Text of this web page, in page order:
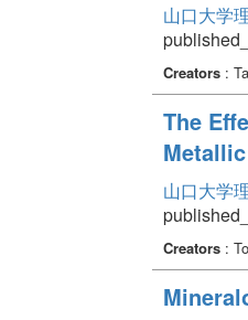
山口大学
Creators:
The
山口大学
Creators: